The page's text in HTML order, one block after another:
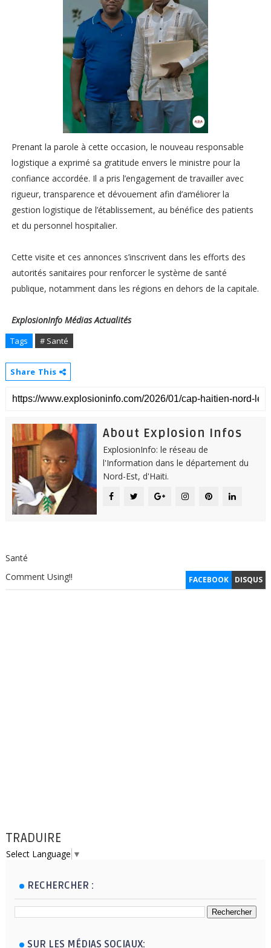
Prenant la parole à cette occasion, le nouveau responsable
logistique a exprimé sa gratitude envers le ministre pour la
confiance accordée. Il a pris l’engagement de travailler avec
rigueur, transparence et dévouement afin d’améliorer la
gestion logistique de l’établissement, au bénéfice des patients
et du personnel hospitalier.
Cette visite et ces annonces s’inscrivent dans les efforts des
autorités sanitaires pour renforcer le système de santé
publique, notamment dans les régions en dehors de la capitale.
ExplosionInfo Médias Actualités
Tags # Santé
Share This
About Explosion Infos
ExplosionInfo: le réseau de
l'Information dans le département du
Nord-Est, d'Haiti.
Santé
FACEBOOK DISQUS
Comment Using!!
TRADUIRE
Select Language ▼
RECHERCHER :
SUR LES MÉDIAS SOCIAUX: